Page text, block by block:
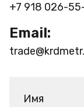
+7 918 026-
Email:
Имя